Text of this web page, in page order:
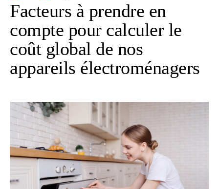
Facteurs à prendre en
compte pour calculer le
coût global de nos
appareils électroménagers